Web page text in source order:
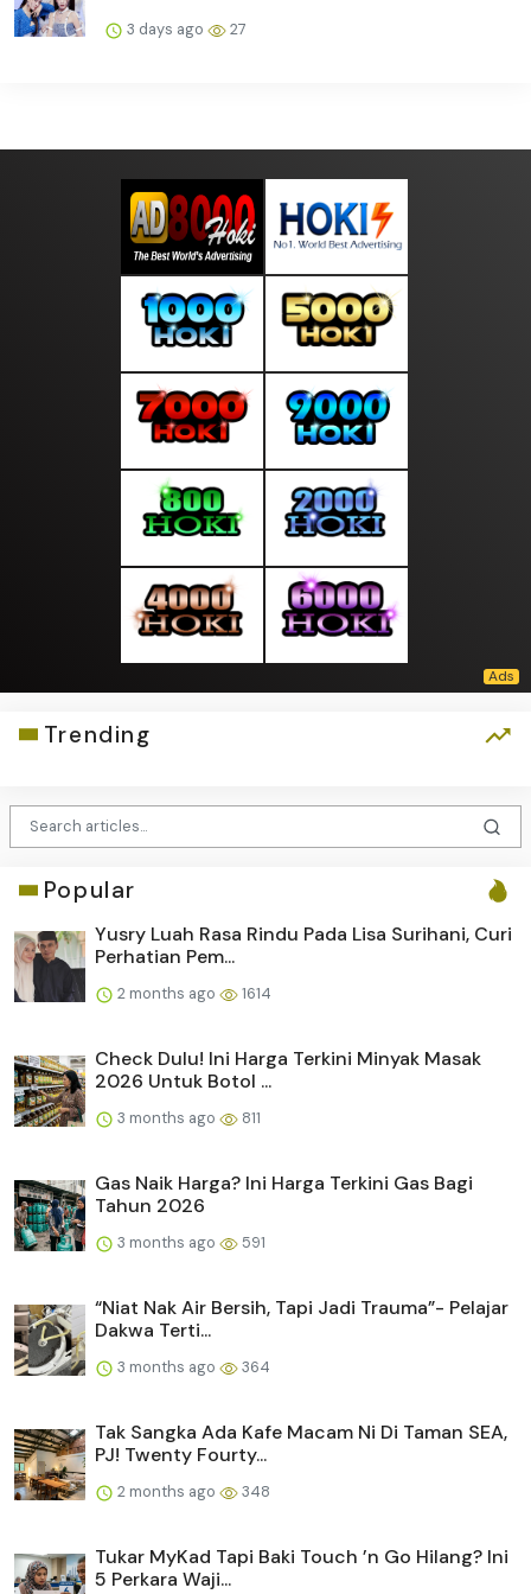
3 days ago 27
Trending
Popular
Yusry Luah Rasa Rindu Pada Lisa Surihani, Curi
Perhatian Pem...
2 months ago 1614
Check Dulu! Ini Harga Terkini Minyak Masak
2026 Untuk Botol ...
3 months ago 811
Gas Naik Harga? Ini Harga Terkini Gas Bagi
Tahun 2026
3 months ago 591
“Niat Nak Air Bersih, Tapi Jadi Trauma”- Pelajar
Dakwa Terti...
3 months ago 364
Tak Sangka Ada Kafe Macam Ni Di Taman SEA,
PJ! Twenty Fourty...
2 months ago 348
Tukar MyKad Tapi Baki Touch ’n Go Hilang? Ini
5 Perkara Waji...